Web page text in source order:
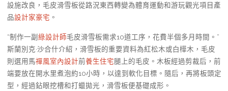
設施改良，毛皮滑雪板從路況東西轉變為體育運動和游玩觀光項目產
品設計家豪宅 。
“制作一副綠設計師毛皮滑雪板需求10道工序，花費半個多月時間。”
斯蘭別克·沙合什介紹，滑雪板的重要資料為紅松木或白樺木，毛皮
則選用馬禪風室內設計前養生住宅腿上的毛皮。木板經過剪裁后，前
端要放在開水里煮泡約10小時，以達到軟化目標。隨后，再將板頭定
型，經過鉆眼挖槽和打蠟拋光，滑雪板便基礎成形。